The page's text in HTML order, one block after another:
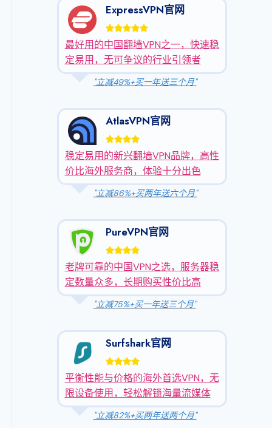
ExpressVPN官网
最好用的中国翻墙VPN之一，快速稳
定易用，无可争议的行业引领者
"立减49%+买一年送三个月"
AtlasVPN官网
稳定易用的新兴翻墙VPN品牌，高性
价比海外服务商，体验十分出色
"立减86%+买两年送六个月"
PureVPN官网
老牌可靠的中国VPN之选，服务器稳
定数量众多，长期购买性价比高
"立减75%+买一年送三个月"
Surfshark官网
平衡性能与价格的海外首选VPN，无
限设备使用，轻松解锁海量流媒体
"立减82%+买两年送两个月"